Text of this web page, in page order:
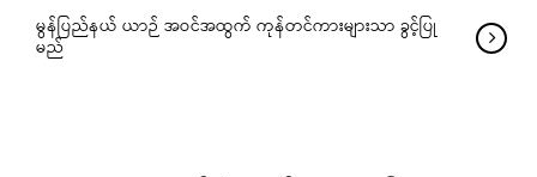
မွန်ပြည်နယ် ယာဉ် အဝင်အထွက် ကုန်တင်ကားများသာ ခွင့်ပြု
မည်